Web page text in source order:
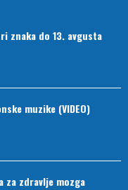
znaka do 13. avgusta
muzike (VIDEO)
za zdravlje mozga